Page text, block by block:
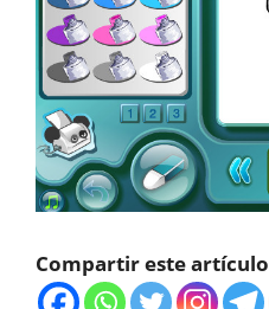
Compartir este artículo